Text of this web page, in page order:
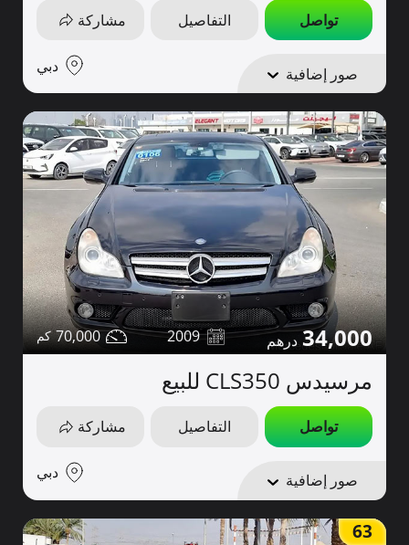
تواصل التفاصيل مشاركة
صور إضافية دبي
34,000
2009
70,000
مرسيدس CLS350 للبيع
تواصل التفاصيل مشاركة
صور إضافية دبي
63